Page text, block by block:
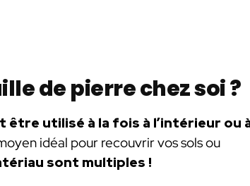
de pierre chez soi ?
utilisé à la fois à l’intérieur ou
idéal pour recouvrir vos sols ou
sont multiples !